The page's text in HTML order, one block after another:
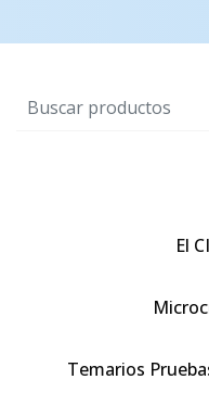
El
Temarios